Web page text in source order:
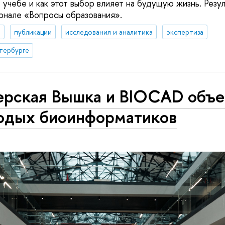
и как этот выбор влияет на будущую жизнь.
«Вопросы образования».
публикации исследования и аналитика
экспертиза
Вышка и BIOCAD
биоинформатиков